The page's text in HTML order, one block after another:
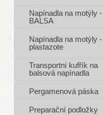
Napínadla na motýly -
BALSA
Napínadla na motýly -
plastazote
Transportní kufřík na
balsová napínadla
Pergamenová páska
Preparační podložky